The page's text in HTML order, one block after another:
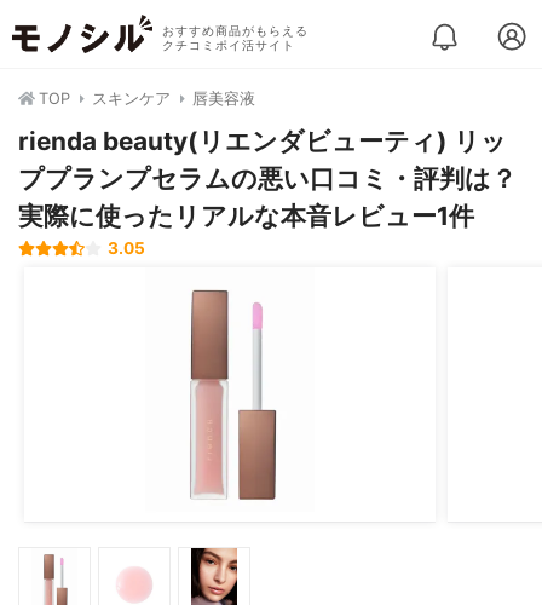
おすすめ商品がもらえる
クチコミポイ活サイト
TOP スキンケア 唇美容液
rienda beauty(リエンダビューティ) リッ
ププランプセラムの悪い口コミ・評判は？
実際に使ったリアルな本音レビュー1件
3.05